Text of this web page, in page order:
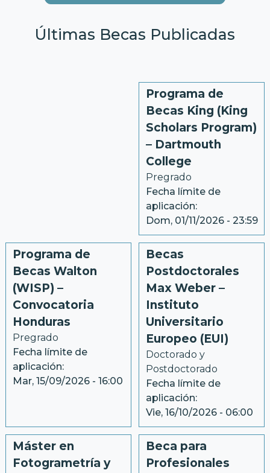
Últimas Becas Publicadas
Programa de
Becas King (King
Scholars Program)
– Dartmouth
College
Pregrado
Fecha límite de
aplicación:
Dom, 01/11/2026 - 23:59
Programa de
Becas Walton
(WISP) –
Convocatoria
Honduras
Pregrado
Fecha límite de
aplicación:
Mar, 15/09/2026 - 16:00
Becas
Postdoctorales
Max Weber –
Instituto
Universitario
Europeo (EUI)
Doctorado y
Postdoctorado
Fecha límite de
aplicación:
Vie, 16/10/2026 - 06:00
Máster en
Fotogrametría y
Beca para
Profesionales